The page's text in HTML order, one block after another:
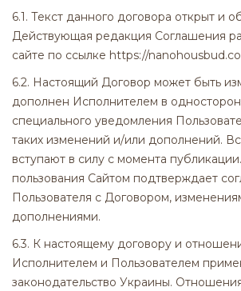
6.1. Текст данного договора открыт и
Действующая редакция Соглашения
сайте по ссылке https://
6.2. Настоящий Договор может быть
дополнен Исполнителем в
специального уведомления
таких изменений и/или дополнений.
вступают в силу с момента
пользования Сайтом подтверждает
Пользователя с Договором,
дополнениями.
6.3. К настоящему договору и
Исполнителем и Пользователем
законодательство Украины.